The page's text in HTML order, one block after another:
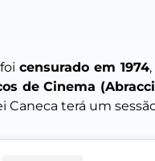
foicensurado em 1974
de Cinema
Caneca terá um